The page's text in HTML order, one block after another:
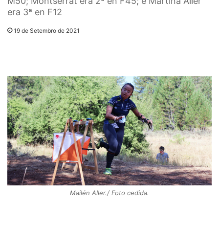
era 3ª en F12
19 de Setembro de 2021
Mailén Aller./ Foto cedida.